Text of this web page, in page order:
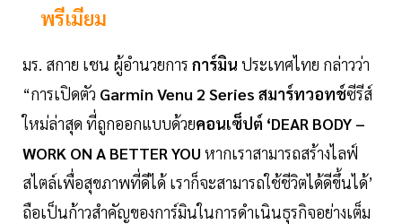
พรีเมียม
มร. สกาย เชน ผู้อำนวยการ การ์มิน ประเทศไทย กล่าวว่า
“การเปิดตัว Garmin Venu 2 Series สมาร์ทวอทช์ซีรีส์
ใหม่ล่าสุด ที่ถูกออกแบบด้วยคอนเซ็ปต์ ‘DEAR BODY –
WORK ON A BETTER YOU หากเราสามารถสร้างไลฟ์
สไตล์เพื่อสุขภาพที่ดีได้ เราก็จะสามารถใช้ชีวิตได้ดีขึ้นได้’
ถือเป็นก้าวสำคัญของการ์มินในการดำเนินธุรกิจอย่างเต็ม